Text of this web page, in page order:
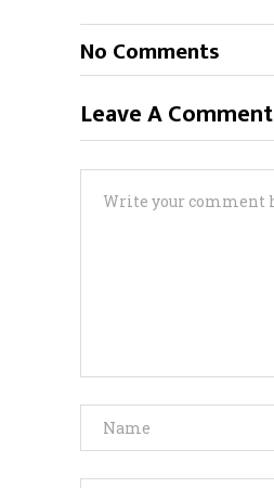
No Comments
Leave A Comment